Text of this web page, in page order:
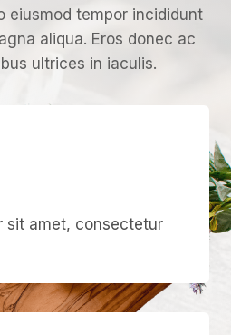
eiusmod tempor incididunt
aliqua. Eros donec ac
ultrices in iaculis.
sit amet, consectetur